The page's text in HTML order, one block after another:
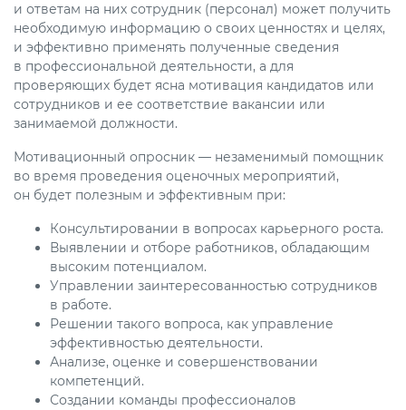
и ответам на них сотрудник (персонал) может получить
необходимую информацию о своих ценностях и целях,
и эффективно применять полученные сведения
в профессиональной деятельности, а для
проверяющих будет ясна мотивация кандидатов или
сотрудников и ее соответствие вакансии или
занимаемой должности.
Мотивационный опросник — незаменимый помощник
во время проведения оценочных мероприятий,
он будет полезным и эффективным при:
Консультировании в вопросах карьерного роста.
Выявлении и отборе работников, обладающим
высоким потенциалом.
Управлении заинтересованностью сотрудников
в работе.
Решении такого вопроса, как управление
эффективностью деятельности.
Анализе, оценке и совершенствовании
компетенций.
Создании команды профессионалов